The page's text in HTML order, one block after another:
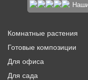
Комнатные растения
Готовые композиции
Для офиса
Для сада